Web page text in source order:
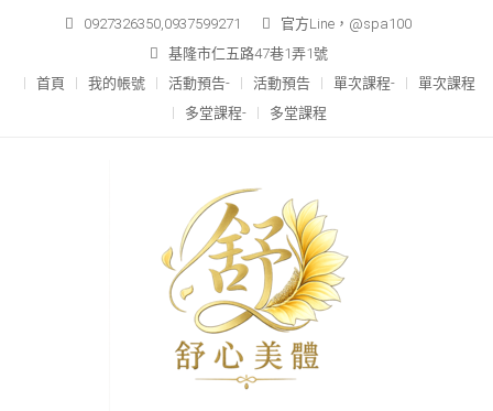
content
0927326350,0937599271
官方Line，@spa100
基隆市仁五路47巷1弄1號
首頁
我的帳號 活動預告- 活動預告 單次課程-
單次課程
多堂課程-
多堂課程